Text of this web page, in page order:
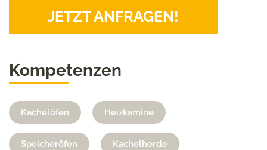
JETZT ANFRAGEN!
Kompetenzen
Kachelöfen Heizkamine
Speicheröfen Kachelherde